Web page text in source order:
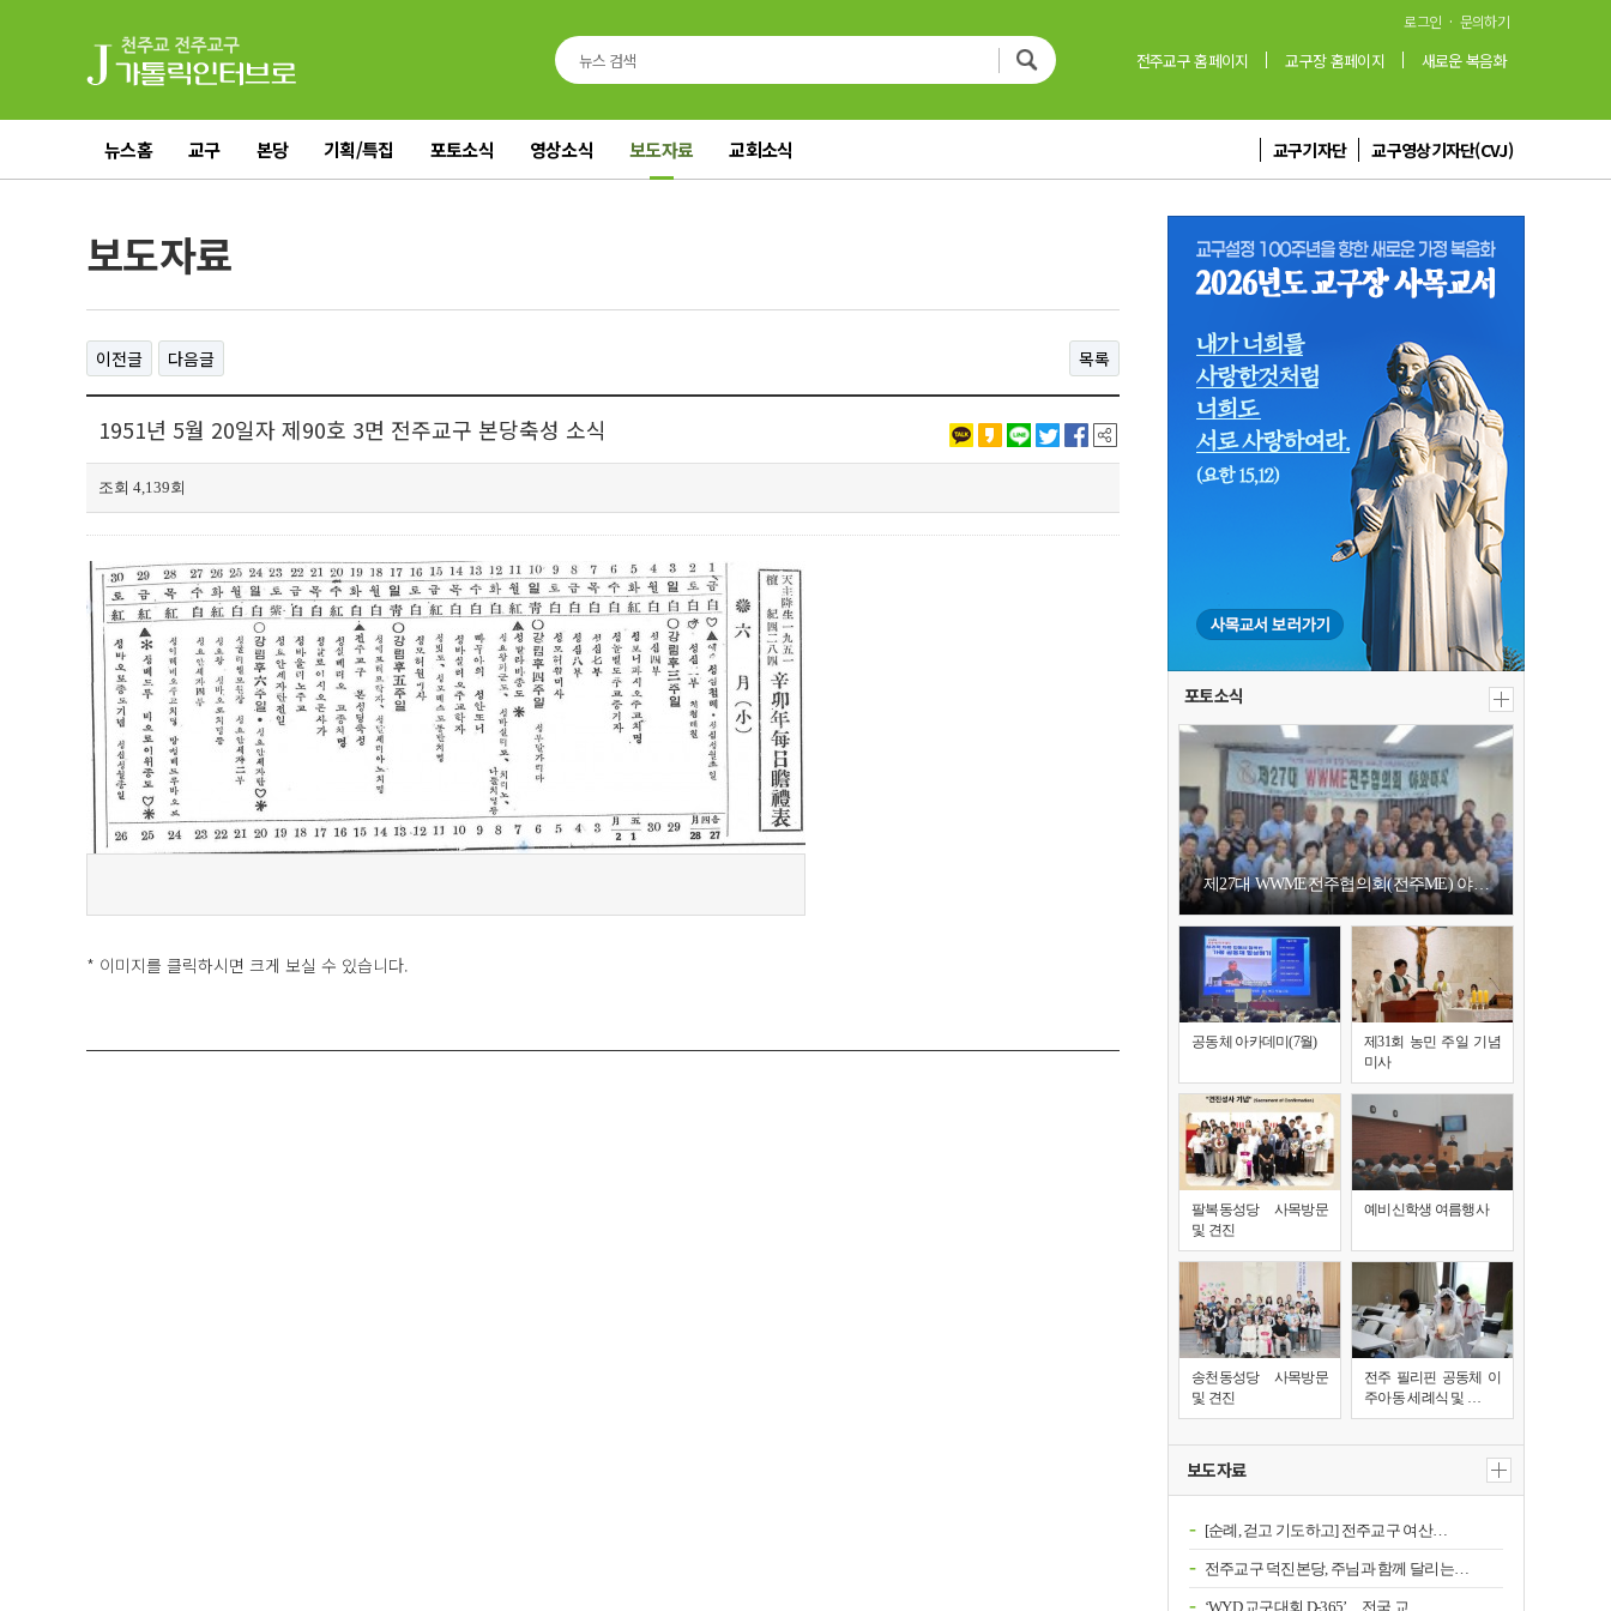
로그인 · 문의하기
전주교구 홈페이지 교구장 홈페이지 새로운 복음화
뉴스홈 교구 본당 기획/특집 포토소식 영상소식 보도자료 교회소식 교구기자단 교구영상기자단(CVJ)
보도자료
이전글 다음글 목록
1951년 5월 20일자 제90호 3면 전주교구 본당축성 소식
조회 4,139회
* 이미지를 클릭하시면 크게 보실 수 있습니다.
포토소식
제27대 WWME전주협의회(전주ME) 야…
공동체 아카데미(7월)
제31회 농민 주일 기념
미사
팔복동성당 사목방문
및 견진
예비신학생 여름행사
송천동성당 사목방문
및 견진
전주 필리핀 공동체 이
주아동 세례식 및 …
보도자료
[순례, 걷고 기도하고] 전주교구 여산…
전주교구 덕진본당, 주님과 함께 달리는…
‘WYD 교구대회 D-365’…전국 교…